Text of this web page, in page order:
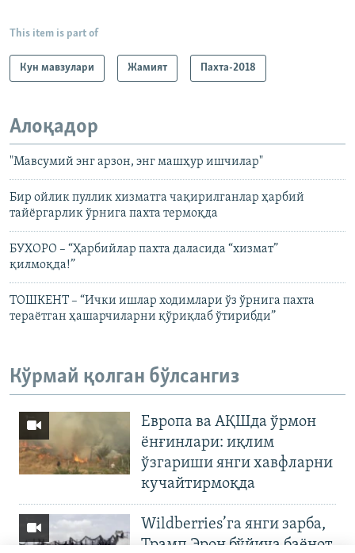
This item is part of
Кун мавзулари Жамият Пахта-2018
Алоқадор
"Мавсумий энг арзон, энг машҳур ишчилар"
Бир ойлик пуллик хизматга чақирилганлар ҳарбий
тайëргарлик ўрнига пахта термоқда
БУХОРО – “Ҳарбийлар пахта даласида “хизмат”
қилмоқда!”
ТОШКЕНТ – “Ички ишлар ходимлари ўз ўрнига пахта
тераётган ҳашарчиларни қўриқлаб ўтирибди”
Кўрмай қолган бўлсангиз
Европа ва АҚШда ўрмон
ёнғинлари: иқлим
ўзгариши янги хавфларни
кучайтирмоқда
Wildberries’га янги зарба,
Трамп Эрон бўйича баёнот